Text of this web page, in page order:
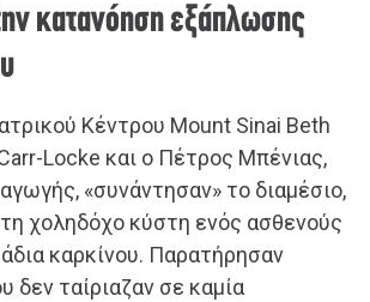
κατανόηση εξάπλωσης
Κέντρου Mount Sinai Beth
Locke και ο Πέτρος Μπένιας,
«συνάντησαν» το διαμέσιο,
χοληδόχο κύστη ενός ασθενούς
καρκίνου. Παρατήρησαν
δεν ταίριαζαν σε καμία